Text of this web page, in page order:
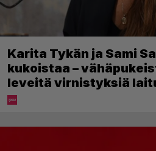
Karita Tykän ja Sami
kukoistaa –
leveitä virnistyksiä